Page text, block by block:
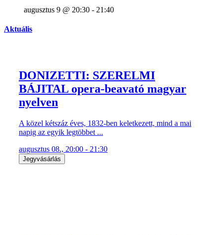
augusztus 9 @ 20:30 - 21:40
Aktuális
DONIZETTI: SZERELMI
BÁJITAL opera-beavató magyar
nyelven
A közel kétszáz éves, 1832-ben keletkezett, mind a mai
napig az egyik legtöbbet ...
augusztus 08., 20:00 - 21:30
Jegyvásárlás